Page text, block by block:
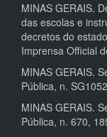
MINAS GERAIS.
das escolas e
decretos do
Imprensa Official
MINAS GERAIS.
Pública, n.
MINAS GERAIS.
Pública, n. 670,